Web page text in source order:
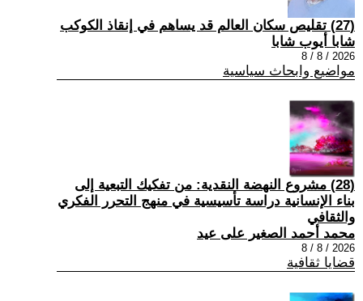
(27) تقليص سكان العالم قد يساهم في إنقاذ الكوكب
شابا أيوب شابا
2026 / 8 / 8
مواضيع وابحاث سياسية
(28) مشروع النهضة النقدية: من تفكيك التبعية إلى
بناء الإنسانية دراسة تأسيسية في منهج التحرر الفكري
والثقافي
محمد أحمد الصغير على عيد
2026 / 8 / 8
قضايا ثقافية